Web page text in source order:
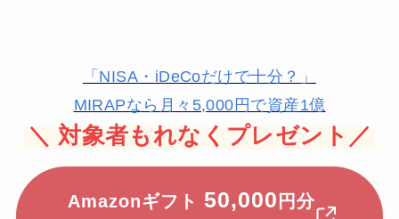
「NISA・iDeCoだけで十分？」
MIRAPなら月々5,000円で資産1億
＼ 対象者もれなくプレゼント／
Amazonギフト 50,000 円分